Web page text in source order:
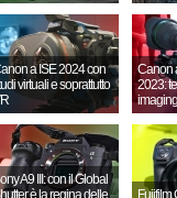
a ISE 2024 con
virtuali e soprattutto
Canon
2023:
A9 III: con il Global
è la regina delle
Fujifilm